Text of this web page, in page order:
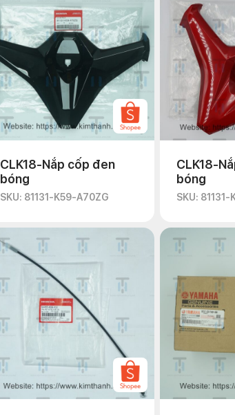
CLK18-Nắp cốp đen
bóng
SKU: 81131-K59-A70ZG
CLK18-
bóng
SKU: